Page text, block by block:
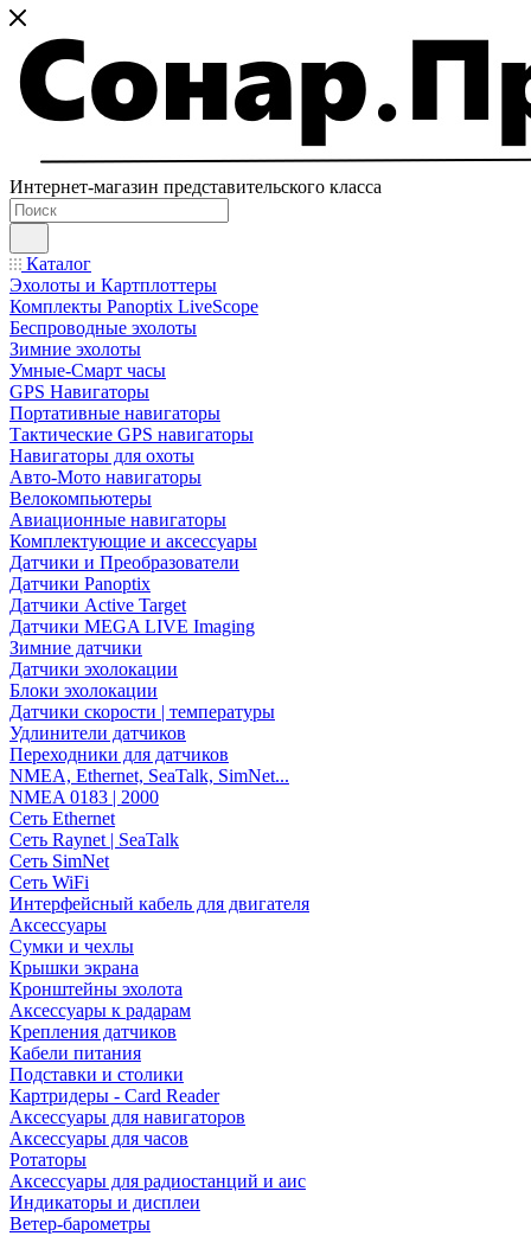
Интернет-магазин представительского класса
Каталог
Эхолоты и Картплоттеры
Комплекты Panoptix LiveScope
Беспроводные эхолоты
Зимние эхолоты
Умные-Смарт часы
GPS Навигаторы
Портативные навигаторы
Тактические GPS навигаторы
Навигаторы для охоты
Авто-Мото навигаторы
Велокомпьютеры
Авиационные навигаторы
Комплектующие и аксессуары
Датчики и Преобразователи
Датчики Panoptix
Датчики Active Target
Датчики MEGA LIVE Imaging
Зимние датчики
Датчики эхолокации
Блоки эхолокации
Датчики скорости | температуры
Удлинители датчиков
Переходники для датчиков
NMEA, Ethernet, SeaTalk, SimNet...
NMEA 0183 | 2000
Сеть Ethernet
Сеть Raynet | SeaTalk
Сеть SimNet
Сеть WiFi
Интерфейсный кабель для двигателя
Аксессуары
Сумки и чехлы
Крышки экрана
Кронштейны эхолота
Аксессуары к радарам
Крепления датчиков
Кабели питания
Подставки и столики
Картридеры - Card Reader
Аксессуары для навигаторов
Аксессуары для часов
Ротаторы
Аксессуары для радиостанций и аис
Индикаторы и дисплеи
Ветер-барометры